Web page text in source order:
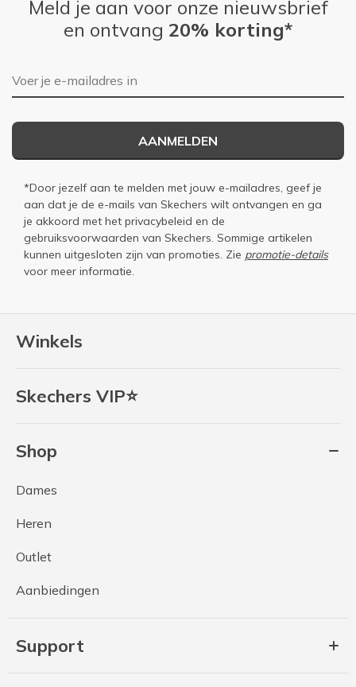
Winkels
Skechers VIP⭐
Shop
Dames
Heren
Outlet
Aanbiedingen
Support
Meld je aan voor onze nieuwsbrief
en ontvang 20% korting*
E-mailadres
AANMELDEN
*Door jezelf aan te melden met jouw e-mailadres, geef je
aan dat je de e-mails van Skechers wilt ontvangen en ga
je akkoord met het privacybeleid en de
gebruiksvoorwaarden van Skechers. Sommige artikelen
kunnen uitgesloten zijn van promoties. Zie promotie-details
voor meer informatie.